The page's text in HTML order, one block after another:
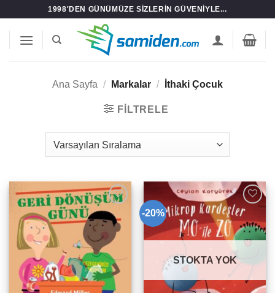
1998'DEN GÜNÜMÜZE SIZLERIN GÜVENIYLE...
Ana Sayfa / Markalar / İthaki Çocuk
FILTRELE
Add to
wishlist
-20%
Add to
wishlist
STOKTA YOK